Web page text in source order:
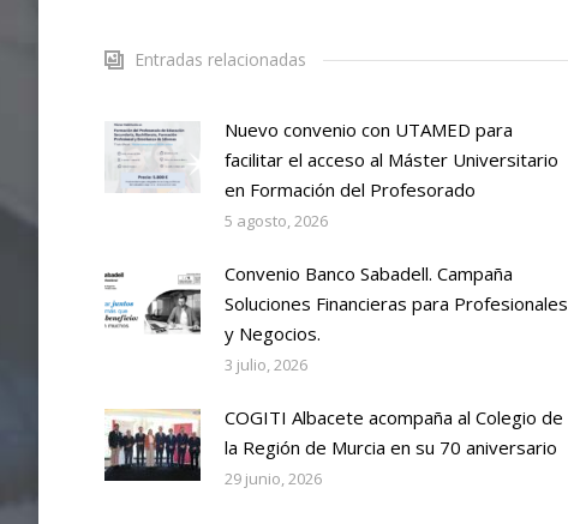
Entradas relacionadas
Nuevo convenio con UTAMED para
facilitar el acceso al Máster Universitario
en Formación del Profesorado
5 agosto, 2026
Convenio Banco Sabadell. Campaña
Soluciones Financieras para Profesionales
y Negocios.
3 julio, 2026
COGITI Albacete acompaña al Colegio de
la Región de Murcia en su 70 aniversario
29 junio, 2026